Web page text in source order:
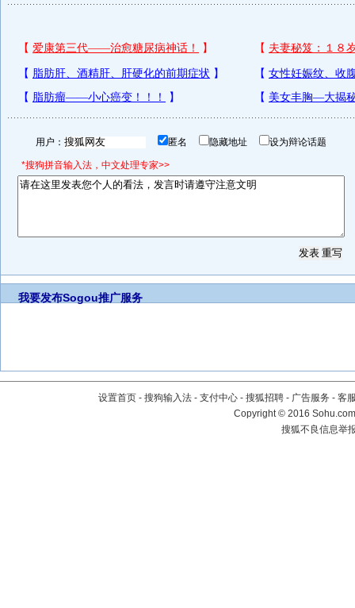
用户： 匿名 隐藏地址 设为辩论话题
*搜狗拼音输入法，中文处理专家>>
我要发布Sogou推广服务
设置首页 - 搜狗输入法 - 支付中心 - 搜狐招聘 - 广告服务 - 客
Copyright©2016
搜狐不良信息举